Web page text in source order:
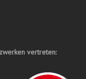
vertreten: